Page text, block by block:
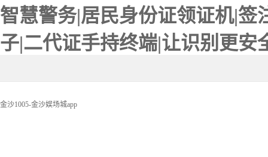
智慧警务|居民身份证领证机|签
子|二代证手持终端|让识别更安
金沙1005-金沙娱场城app